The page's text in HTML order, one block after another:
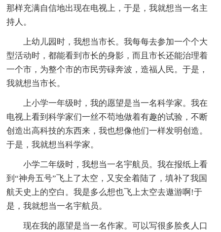
那样充满自信地出现在电视上，于是，我就想当一名主
持人。
上幼儿园时，我想当市长。我每每去参加一个个大
型活动时，都能看到市长的身影，而且市长还能治理着
一个市，为整个市的市民劳碌奔波，造福人民。于是，
我就想当市长。
上小学一年级时，我的愿望是当一名科学家。我在
电视上看到科学家们一丝不苟地做着有趣的试验，不断
创造出高科技的东西来，我也想像他们一样发明创造。
于是，我就想当科学家。
小学二年级时，我想当一名宇航员。我在报纸上看
到“神舟五号”飞上了太空，又安全着陆了，填补了我国
航天史上的空白。我是多么想也飞上太空去遨游啊!于
是，我就想当一名宇航员。
现在我的愿望是当一名作家。可以写很多脍炙人口